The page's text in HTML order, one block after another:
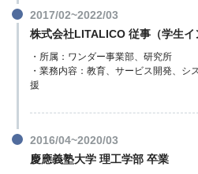
2017/02~2022/03
株式会社LITALICO 従事（学生イ
・所属：ワンダー事業部、研究所
・業務内容：教育、サービス開発、シ
援
2016/04~2020/03
慶應義塾大学 理工学部 卒業